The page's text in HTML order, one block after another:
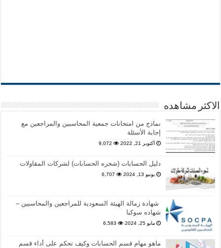
الاكثر مشاهده
نماذج من امتحانات جمعية المحاسبين والمراجعين مع
إجابة الأسئلة
أكتوبر 21, 2022 9,072
دليل الحسابات (شجره الحسابات) لشركات المقاولات
يونيو 13, 2024 6,707
شهادة زمالة الهيئة السعودية للمراجعين والمحاسبين –
شهاده سوكبا
مايو 25, 2024 6,583
ماهو مهام قسم الحسابات وكيف تحكم على أداء قسم